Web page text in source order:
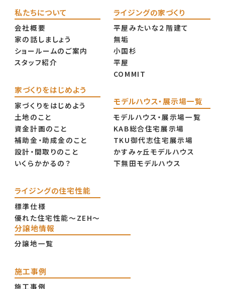
私たちについて
会社概要
家の話しましょう
ショールームのご案内
スタッフ紹介
家づくりをはじめよう
家づくりをはじめよう
土地のこと
資金計画のこと
補助金・助成金のこと
設計・間取りのこと
いくらかかるの？
ライジングの住宅性能
標準仕様
優れた住宅性能〜ZEH〜
ライジングの家づくり
平屋みたいな２階建て
無垢
小国杉
平屋
COMMIT
モデルハウス・展示場一覧
モデルハウス・展示場一覧
KAB総合住宅展示場
TKU御代志住宅展示場
かすみヶ丘モデルハウス
下無田モデルハウス
分譲地情報
分譲地一覧
施工事例
施工事例